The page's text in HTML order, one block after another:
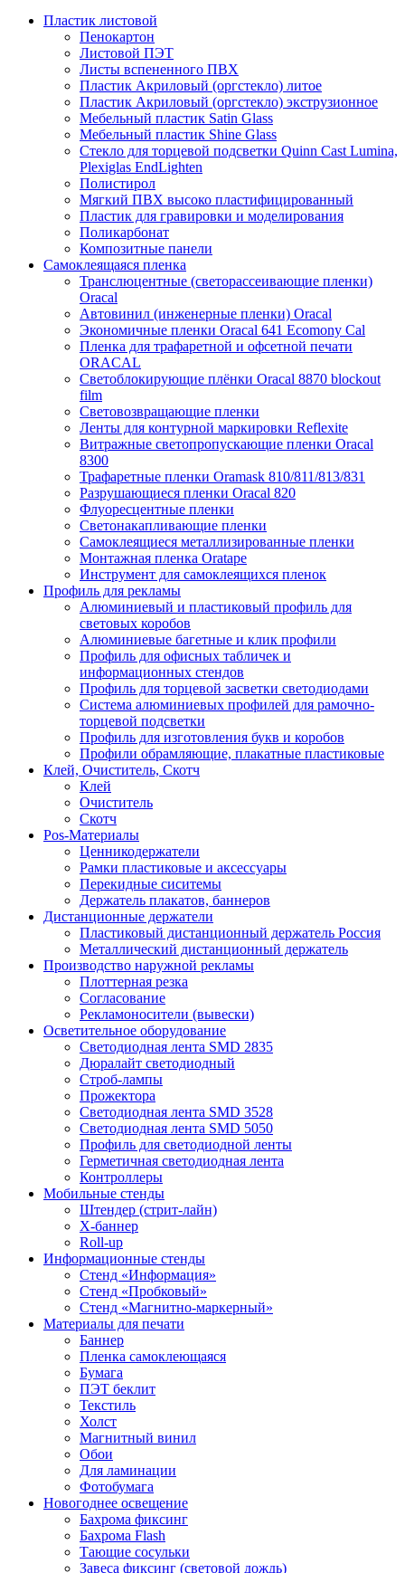
Пластик листовой
Пенокартон
Листовой ПЭТ
Листы вспененного ПВХ
Пластик Акриловый (оргстекло) литое
Пластик Акриловый (оргстекло) экструзионное
Мебельный пластик Satin Glass
Мебельный пластик Shine Glass
Стекло для торцевой подсветки Quinn Cast Lumina,
Plexiglas EndLighten
Полистирол
Мягкий ПВХ высоко пластифицированный
Пластик для гравировки и моделирования
Поликарбонат
Композитные панели
Самоклеящаяся пленка
Транслюцентные (светорассеивающие пленки)
Oracal
Автовинил (инженерные пленки) Oracal
Экономичные пленки Oracal 641 Ecomony Cal
Пленка для трафаретной и офсетной печати
ORACAL
Светоблокирующие плёнки Oracal 8870 blockout
film
Световозвращающие пленки
Ленты для контурной маркировки Reflexite
Витражные светопропускающие пленки Oracal
8300
Трафаретные пленки Oramask 810/811/813/831
Разрушающиеся пленки Oracal 820
Флуоресцентные пленки
Светонакапливающие пленки
Самоклеящиеся металлизированные пленки
Монтажная пленка Oratape
Инструмент для самоклеящихся пленок
Профиль для рекламы
Алюминиевый и пластиковый профиль для
световых коробов
Алюминиевые багетные и клик профили
Профиль для офисных табличек и
информационных стендов
Профиль для торцевой засветки светодиодами
Система алюминиевых профилей для рамочно-
торцевой подсветки
Профиль для изготовления букв и коробов
Профили обрамляющие, плакатные пластиковые
Клей, Очиститель, Скотч
Клей
Очиститель
Скотч
Pos-Материалы
Ценникодержатели
Рамки пластиковые и аксессуары
Перекидные сиситемы
Держатель плакатов, баннеров
Дистанционные держатели
Пластиковый дистанционный держатель Россия
Металлический дистанционный держатель
Производство наружной рекламы
Плоттерная резка
Согласование
Рекламоносители (вывески)
Осветительное оборудование
Светодиодная лента SMD 2835
Дюралайт светодиодный
Строб-лампы
Прожектора
Светодиодная лента SMD 3528
Светодиодная лента SMD 5050
Профиль для светодиодной ленты
Герметичная светодиодная лента
Контроллеры
Мобильные стенды
Штендер (стрит-лайн)
Х-баннер
Roll-up
Информационные стенды
Стенд «Информация»
Стенд «Пробковый»
Стенд «Магнитно-маркерный»
Материалы для печати
Баннер
Пленка самоклеющаяся
Бумага
ПЭТ беклит
Текстиль
Холст
Магнитный винил
Обои
Для ламинации
Фотобумага
Новогоднее освещение
Бахрома фиксинг
Бахрома Flash
Тающие сосульки
Завеса фиксинг (световой дождь)